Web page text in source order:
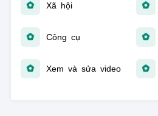
Xã hội
Công cụ
Xem và sửa video